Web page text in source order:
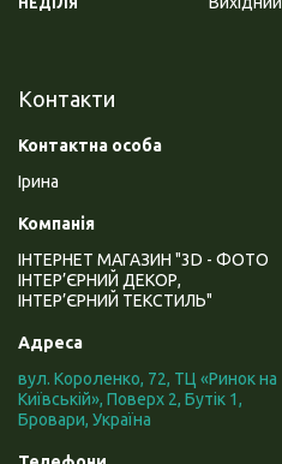
НЕДІЛЯ
Контакти
Ірина
ІНТЕРНЕТ МАГАЗИН "3D - ФОТО
ІНТЕР’ЄРНИЙ ДЕКОР,
ІНТЕР’ЄРНИЙ ТЕКСТИЛЬ"
вул. Короленко, 72, ТЦ «Ринок на
Київській», Поверх 2, Бутік 1,
Бровари, Україна